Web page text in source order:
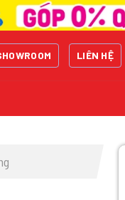
LIÊN HỆ